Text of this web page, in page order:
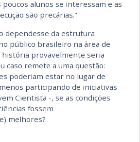
alunos se interessam e as
são precárias."
dependesse da estrutura
público brasileiro na área de
história provavelmente seria
caso remete a uma questão:
poderiam estar no lugar de
participando de iniciativas
Cientista -, se as condições
fossem
melhores?